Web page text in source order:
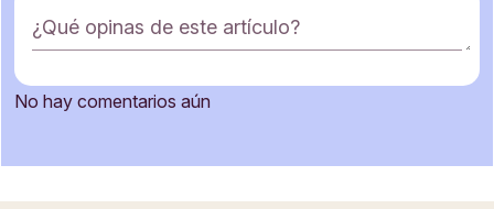
F
o
m
a
¿Qué opinas de este artículo?
No hay comentarios aún